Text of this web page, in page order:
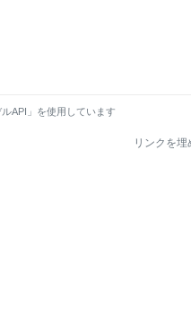
API」を使用しています
リンクを埋